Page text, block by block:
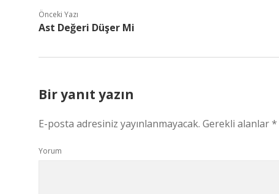
Önceki Yazı
Ast Değeri Düşer Mi
Bir yanıt yazın
E-posta adresiniz yayınlanmayacak. Gerekli alanlar*
Yorum